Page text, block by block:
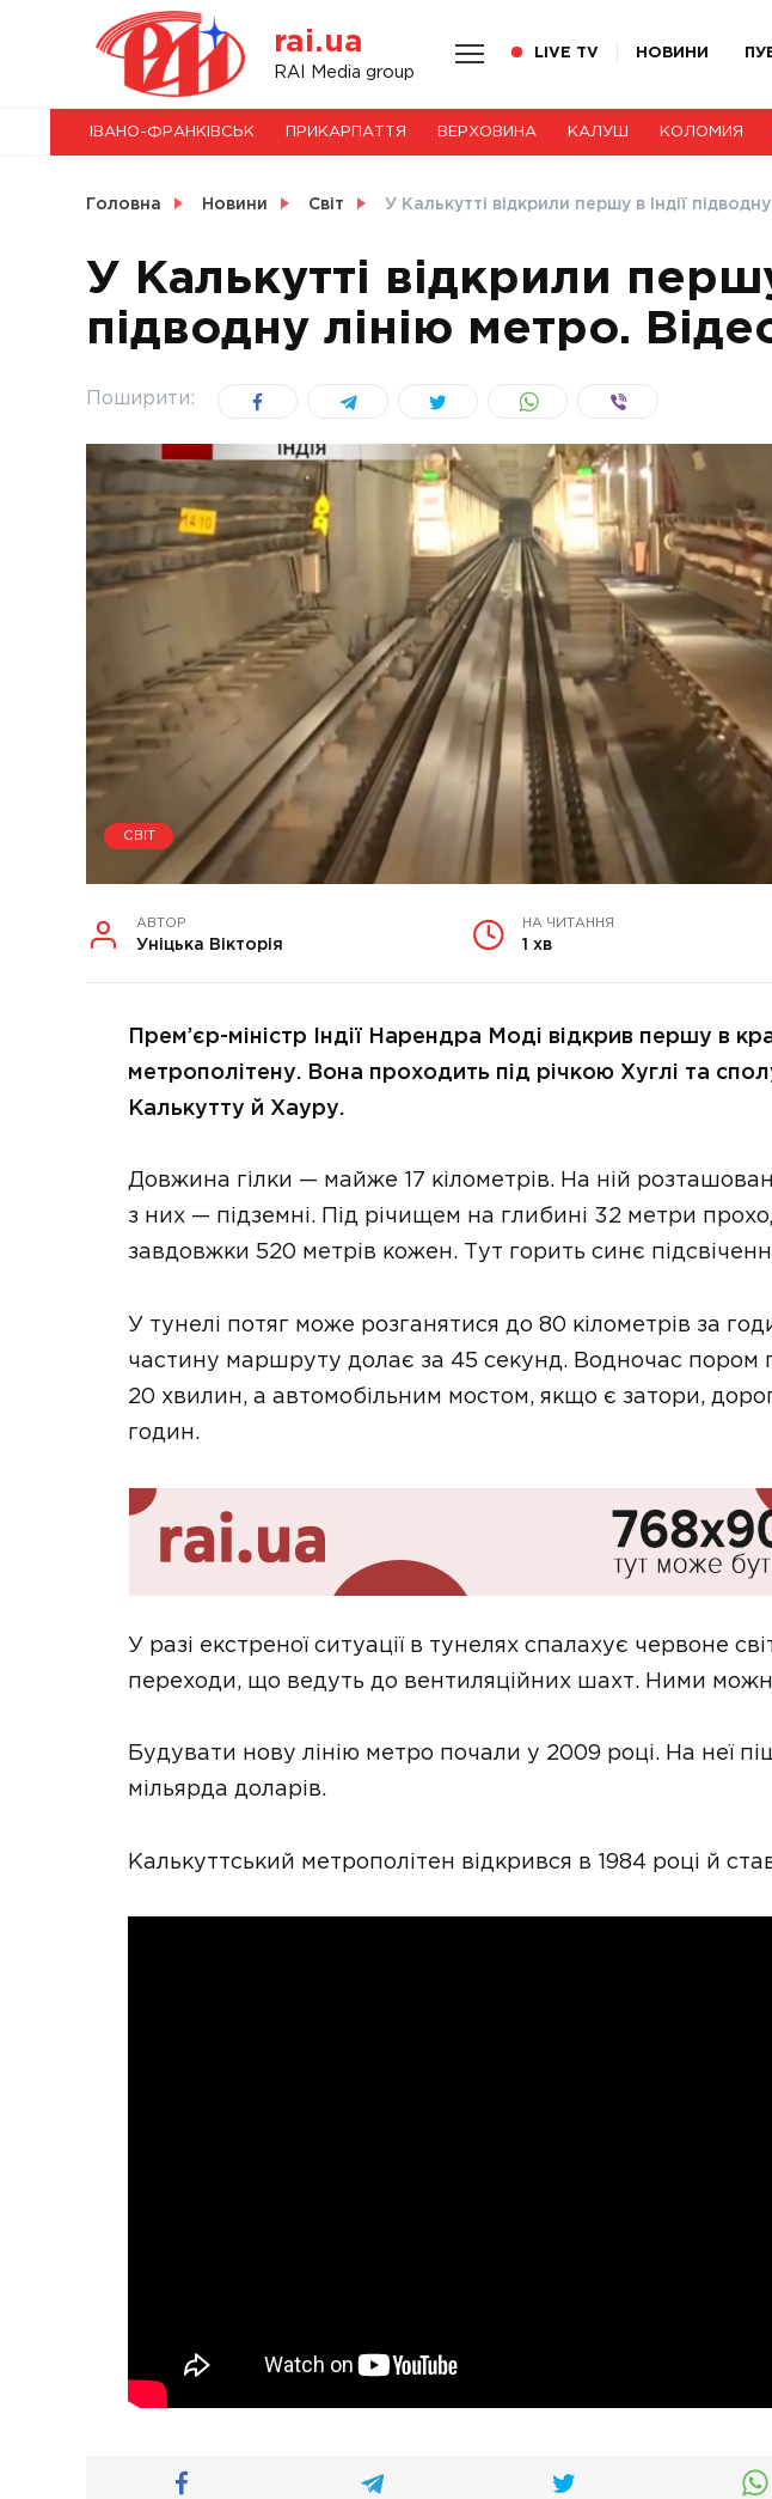
rai.ua
RAI Media group
LIVE TV НОВИНИ
НОВИНИ
СВІТ
УКРАЇНА
ІВАНО-ФРАНКІВСЬК ПРИКАРПАТТЯ ВЕРХОВИНА КАЛУШ КОЛОМИЯ
Головна Новини Світ У Калькутті відкрили першу в Індії
У Калькутті відкрили першу
підводну лінію метро.
Поширити:
СВІТ
АВТОР
Уніцька Вікторія
НА ЧИТАННЯ
1 хв
Прем’єр-міністр Індії Нарендра Моді відкрив першу в
метрополітену. Вона проходить під річкою Хуглі та
Калькутту й Хауру.
Довжина гілки — майже 17 кілометрів. На ній
з них — підземні. Під річищем на глибині 32 метри
завдовжки 520 метрів кожен. Тут горить синє
У тунелі потяг може розганятися до 80 кілометрів за
частину маршруту долає за 45 секунд. Водночас пором
20 хвилин, а автомобільним мостом, якщо є затори,
годин.
У разі екстреної ситуації в тунелях спалахує червоне
переходи, що ведуть до вентиляційних шахт. Ними
Будувати нову лінію метро почали у 2009 році. На неї
мільярда доларів.
Калькуттський метрополітен відкрився в 1984 році й